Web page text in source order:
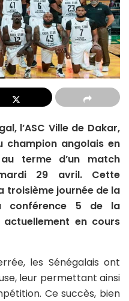
l’ASC Ville de Dakar,
angolais en
terme d’un match
29 avril. Cette
journée de la
conférence 5 de la
actuellement en cours
les Sénégalais ont
leur permettant ainsi
Ce succès, bien